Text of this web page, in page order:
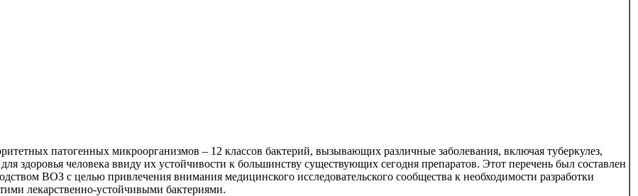
патогенных микроорганизмов – 12 классов бактерий, вызывающих различные заболевания, включая туберкулез,
здоровья человека ввиду их устойчивости к большинству существующих сегодня препаратов. Этот перечень был составлен
ВОЗ с целью привлечения внимания медицинского исследовательского сообщества к необходимости разработки
лекарственно-устойчивыми бактериями.